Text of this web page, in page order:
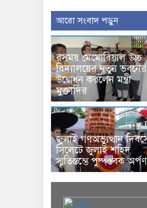
আরো সংবাদ পড়ুন
রসময় মেমোরিয়াল উচ্চ
বিদ্যালয়ের নতুন ভবনের
উদ্বোধন করলেন মন্ত্রী
মুক্তাদির
জুলাই গণঅভ্যুত্থান
সিলেটে জুলাই শহিদ
স্মৃতিস্তম্ভে পুষ্পস্তবক অর্পণ